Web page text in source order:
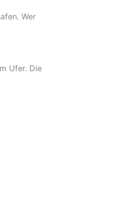
Wer
Ufer. Die